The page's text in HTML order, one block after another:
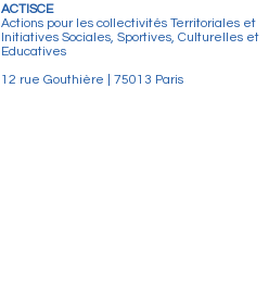
ACTISCE
Actions pour les collectivités Territoriales et
Initiatives Sociales, Sportives, Culturelles et
Educatives
12 rue Gouthière | 75013 Paris